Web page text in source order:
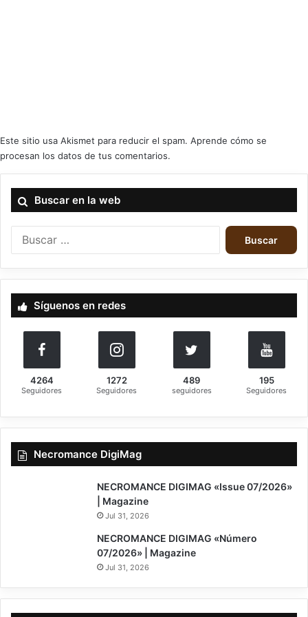
criticas edge circle productions
Este sitio usa Akismet para reducir el spam. Aprende cómo se
procesan los datos de tus comentarios.
Buscar en la web
:
Síguenos en redes
4264
Seguidores
1272
Seguidores
489
seguidores
195
Seguidores
Necromance DigiMag
NECROMANCE DIGIMAG «Issue 07/2026»
| Magazine
Jul 31, 2026
NECROMANCE DIGIMAG «Número
07/2026» | Magazine
Jul 31, 2026